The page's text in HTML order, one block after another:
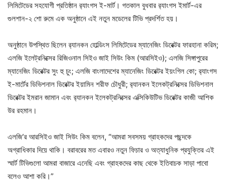
লিমিটেডের সহযোগী প্রতিষ্ঠান র‍্যাংগস ই-মার্ট। গতকাল বুধবার র‍্যাংগস ইমার্ট-এর
গুলশান-২ শো রুমে এক অনুষ্ঠানে এই নতুন মডেলের টিভি প্রদর্শিত হয়।
অনুষ্ঠানে উপস্থিত ছিলেন র‍্যানকন হোল্ডিংস লিমিটেডের ম্যানেজিং ডিরেক্টর ফারহানা করিম;
এলজি ইলেট্রনিক্সের রিজিওনাল সিইও জাই সিউং কিম (আরসিইও); এলজি সিঙ্গাপুরের
ম্যানেজিং ডিরেক্টর সুং হু চুং; এলজি বাংলাদেশের ম্যানেজিং ডিরেক্টর ইয়ংগিল কো; র‍্যাংগস
ই-মার্টের ডিভিশনাল ডিরেক্টর ইয়ামিন শরীফ চৌধুরী; র‍্যানকন ইলেকট্রনিক্সের ডিভিশনাল
ডিরেক্টর ইমরান জামান এবং র‍্যানকন ইলেকট্রনিক্সের এক্সিকিউটিভ ডিরেক্টর কাজী আশিক
উর রহমান।
এলজি’র আরসিইও জাই সিউং কিম বলেন, “আমরা সবসময় গ্রাহকদের পছন্দকে
অগ্রাধিকার দিয়ে থাকি। বরাবরের মত এবারও নতুন ফিচার ও অত্যাধুনিক প্রযুক্তির এই
স্মার্ট টিভিগুলো আমরা বাজারে এনেছি এবং গ্রাহকদের কাছ থেকে ইতিবাচক সাড়া পাবো
বলেও আশা করি।”